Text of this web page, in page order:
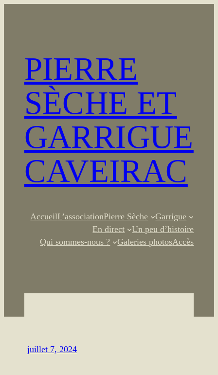
PIERRE
SÈCHE ET
GARRIGUE
CAVEIRAC
AccueilL’associationPierre Sèche
Garrigue
En direct
Un peu d’histoire
Qui sommes-nous ?
Galeries photosAccès
juillet 7, 2024